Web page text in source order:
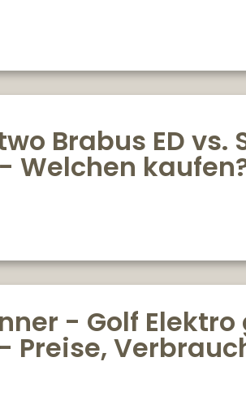
Brabus ED vs.
Welchen
- Golf Elektro
Preise,